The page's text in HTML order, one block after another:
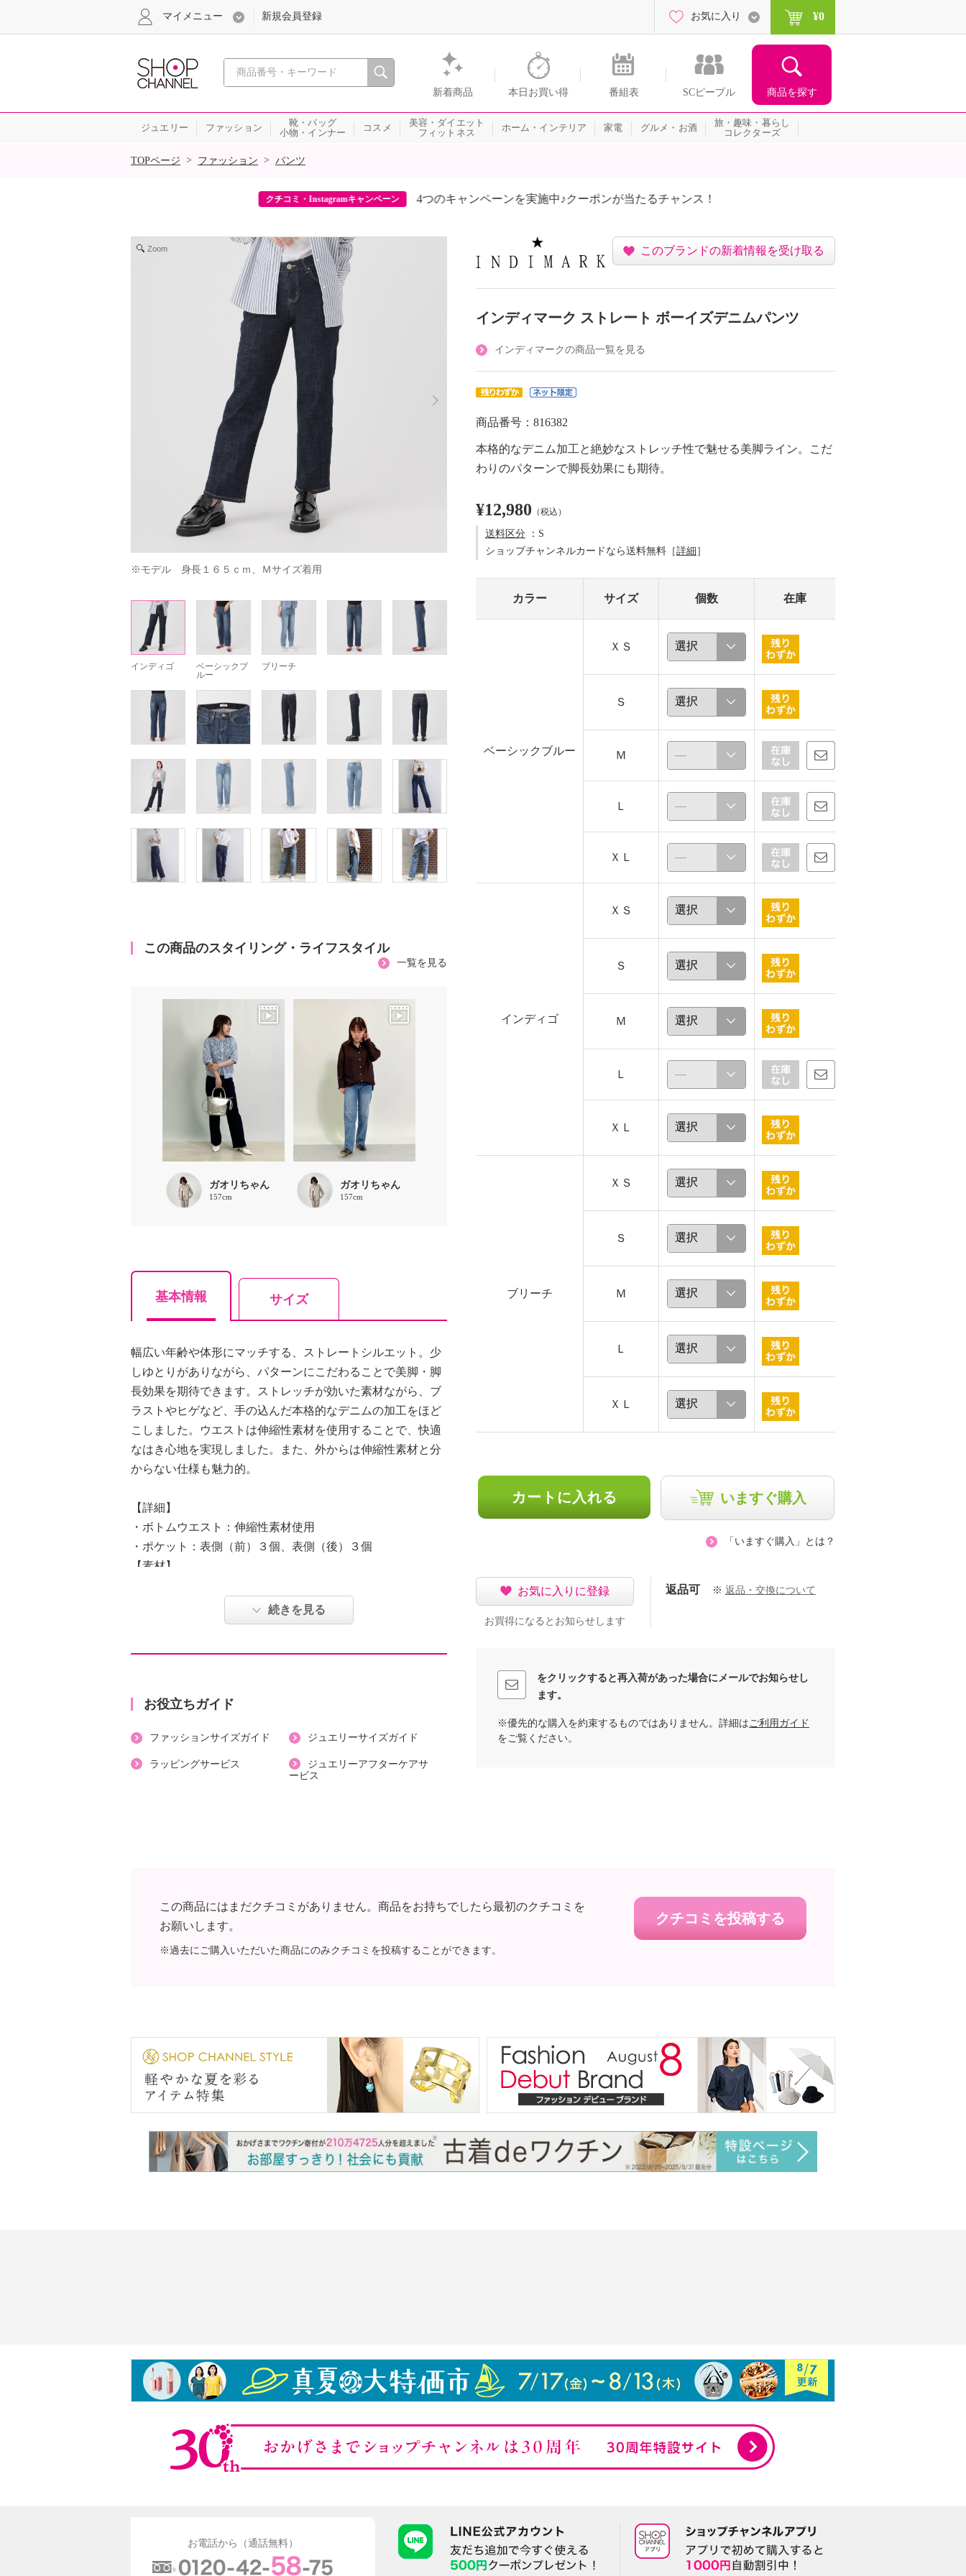
心おどる、瞬間を。通販・テレビショッピングのショップチャンネル
新着商品 本日お買い得 番組表 SCピープル 商品を探す
マイメニュー 新規会員登録 お気に入り ¥0
ジュエリー ファッション
靴・バッグ
小物・インナー
コスメ
美容・ダイエット
フィットネス
ホーム・インテリア 家電 グルメ・お酒
旅・趣味・暮らし
コレクターズ
SALE
TOPページ > ファッション > パンツ
クチコミ・Instagramキャンペーン 4つのキャンペーンを実施中♪クーポンが当たるチャンス！
Zoom
※モデル　身長１６５ｃｍ、Ｍサイズ着用
インディゴ
ベーシックブ
ルー
ブリーチ
この商品のスタイリング・ライフスタイル
一覧を見る
ガオリちゃん
157cm
ガオリちゃん
157cm
基本情報 サイズ
幅広い年齢や体形にマッチする、ストレートシルエット。少
しゆとりがありながら、パターンにこだわることで美脚・脚
長効果を期待できます。ストレッチが効いた素材ながら、ブ
ラストやヒゲなど、手の込んだ本格的なデニムの加工をほど
こしました。ウエストは伸縮性素材を使用することで、快適
なはき心地を実現しました。また、外からは伸縮性素材と分
からない仕様も魅力的。
【詳細】
・ボトムウエスト：伸縮性素材使用
・ポケット：表側（前）３個、表側（後）３個
【素材】
【メンテナンス（絵表示ラベル）】
・アイロン仕上げ：不可
・ウエットクリーニング：可
【個体差あり】
続きを見る
お役立ちガイド
ファッションサイズガイド ジュエリーサイズガイド
ラッピングサービス
ジュエリーアフターケアサ
ービス
このブランドの新着情報を受け取る
インディマーク ストレート ボーイズデニムパンツ
インディマークの商品一覧を見る
商品番号：816382
本格的なデニム加工と絶妙なストレッチ性で魅せる美脚ライン。こだ
わりのパターンで脚長効果にも期待。
¥12,980 （税込）
送料区分 ：S
ショップチャンネルカードなら送料無料［詳細 ］
カラー サイズ 個数 在庫
ベーシックブルー
ＸＳ
Ｓ
Ｍ
Ｌ
ＸＬ
インディゴ
ＸＳ
Ｓ
Ｍ
Ｌ
ＸＬ
ブリーチ
ＸＳ
Ｓ
Ｍ
Ｌ
ＸＬ
カートに入れる いますぐ購入
「いますぐ購入」とは？
お気に入りに登録
お買得になるとお知らせします
返品可 ※ 返品・交換について
をクリックすると再入荷があった場合にメールでお知らせし
ます。
※優先的な購入を約束するものではありません。詳細は ご利用ガイド
をご覧ください。
クチコミを投稿する
この商品にはまだクチコミがありません。商品をお持ちでしたら最初のクチコミを
お願いします。
※過去にご購入いただいた商品にのみクチコミを投稿することができます。
お電話から（通話無料）